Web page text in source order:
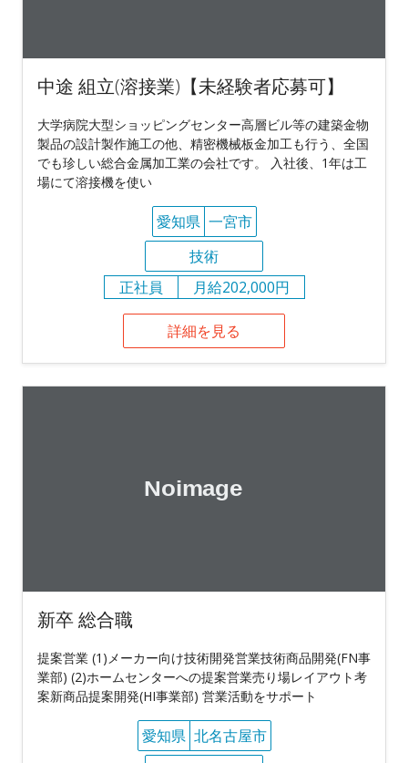
中途 組立(溶接業)【未経験者応募可】
大学病院大型ショッピングセンター高層ビル等の建築金物
製品の設計製作施工の他、精密機械板金加工も行う、全国
でも珍しい総合金属加工業の会社です。 入社後、1年は工
場にて溶接機を使い
愛知県 一宮市
技術
正社員
月給202,000円
詳細を見る
新卒 総合職
提案営業 (1)メーカー向け技術開発営業技術商品開発(FN事
業部) (2)ホームセンターへの提案営業売り場レイアウト考
案新商品提案開発(HI事業部) 営業活動をサポート
愛知県 北名古屋市